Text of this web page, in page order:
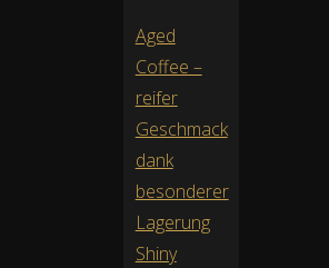
Aged
Coffee –
reifer
Geschmack
dank
besonderer
Lagerung
Shiny